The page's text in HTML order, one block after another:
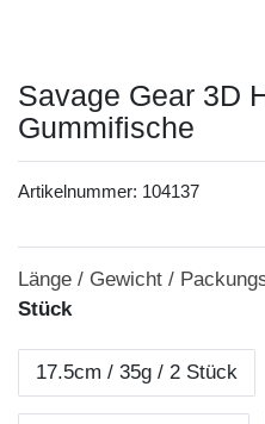
Savage Gear 3D
Gummifische
Artikelnummer: 104137
Länge / Gewicht /
Stück
17.5cm / 35g / 2 Stück